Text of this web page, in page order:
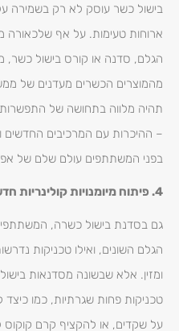
בישול כשר עוסק לא רק בשמירה
ארוחות טעימות. על אף שלכאורה
הגלם, סדנה או קורס בישול כשר,
מהמוצרים הכשרים מעדנים של
תהיה מלווה בתחושה של התפשרות,
– ההיכרות עם המרכיבים החדשים
בפני המשתתפים עולם שלם של
4. פיתוח מיומנויות קולינריות חדשות
גם בסדנת בישול כשרה,
הגלם השונים, ואילו טכניקות
ומזין. אלא שבשונה מסדנאות
טכניקות פחות שגרתיות, כמו
על שקדים, או להקציף קרם קוקוס